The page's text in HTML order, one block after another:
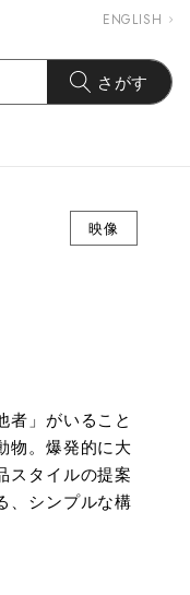
ENGLISH
さがす
映像
者」がいること
物。爆発的に大
スタイルの提案
、シンプルな構